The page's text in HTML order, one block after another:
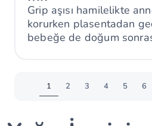
Grip aşısı hamilelikte
korurken plasentadan
bebeğe de doğum
1 2 3 4 5 6